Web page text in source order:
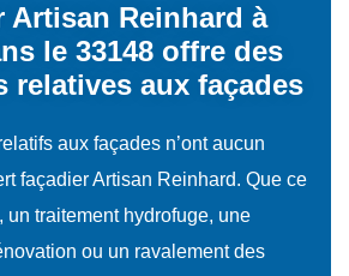
Artisan Reinhard à
le 33148 offre des
relatives aux façades
aux façades n’ont aucun
façadier Artisan Reinhard. Que ce
un traitement hydrofuge, une
ou un ravalement des